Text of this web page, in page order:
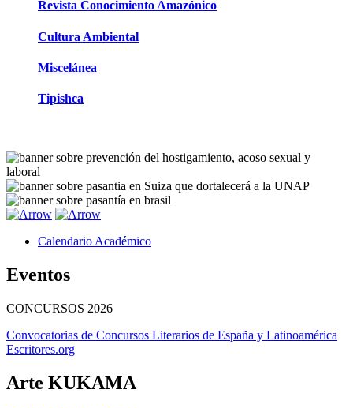
Revista Conocimiento Amazónico
Cultura Ambiental
Miscelánea
Tipishca
Calendario Académico
Eventos
CONCURSOS 2026
Convocatorias de Concursos Literarios de España y Latinoamérica
Escritores.org
Arte KUKAMA